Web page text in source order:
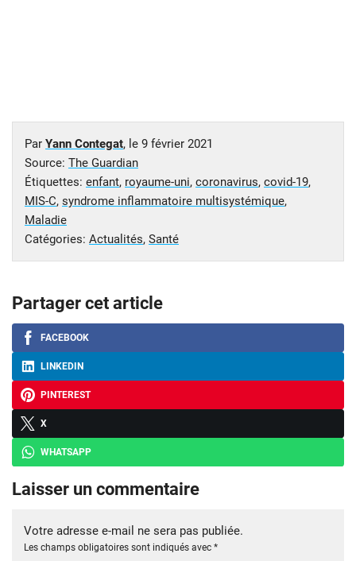
Par Yann Contegat, le 9 février 2021
Source: The Guardian
Étiquettes: enfant, royaume-uni, coronavirus, covid-19,
MIS-C, syndrome inflammatoire multisystémique,
Maladie
Catégories: Actualités, Santé
Partager cet article
FACEBOOK
LINKEDIN
PINTEREST
X
WHATSAPP
Laisser un commentaire
Votre adresse e-mail ne sera pas publiée.
Les champs obligatoires sont indiqués avec *